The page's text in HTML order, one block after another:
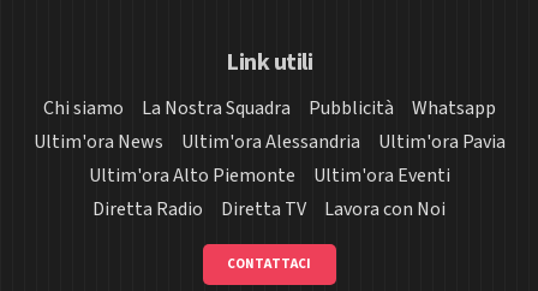
Link utili
Chi siamo La Nostra Squadra Pubblicità
Whatsapp
Ultim'ora News
Ultim'ora Alessandria
Ultim'ora Pavia
Ultim'ora Alto Piemonte
Ultim'ora Eventi
Diretta Radio
Diretta TV Lavora con Noi
CONTATTACI